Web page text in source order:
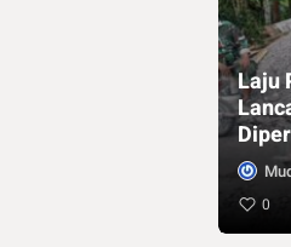
Laju
0